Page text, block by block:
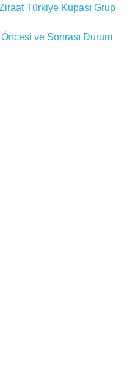
Türkiye Kupası Grup
ve Sonrası Durum